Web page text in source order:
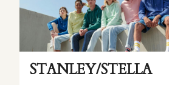
STANLEY/STELLA